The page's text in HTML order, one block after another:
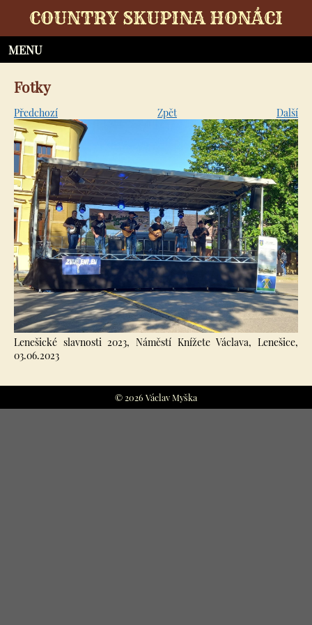
COUNTRY SKUPINA HONÁCI
Fotky
Předchozí Zpět Další
Lenešické slavnosti 2023, Náměstí Knížete Václava, Lenešice,
03.06.2023
© 2026 Václav Myška